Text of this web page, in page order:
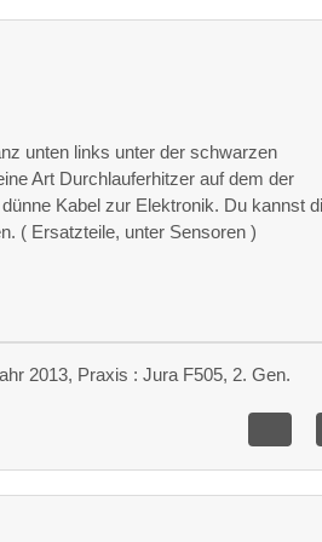
unten links unter der schwarzen
Art Durchlauferhitzer auf dem der
Kabel zur Elektronik. Du kannst
( Ersatzteile, unter Sensoren )
2013, Praxis : Jura F505, 2. Gen.